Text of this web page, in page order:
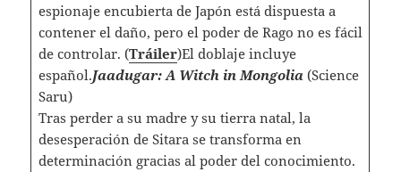
espionaje encubierta de Japón está dispuesta a
contener el daño, pero el poder de Rago no es fácil
de controlar. (Tráiler)El doblaje incluye
español.Jaadugar: A Witch in Mongolia(Science
Saru)
Tras perder a su madre y su tierra natal, la
desesperación de Sitara se transforma en
determinación gracias al poder del conocimiento.